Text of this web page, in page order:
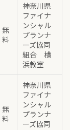
無
料
神奈川県
ファイナ
ンシャル
プランナ
ーズ協同
組合 横
浜教室
無
料
神奈川県
ファイナ
ンシャル
プランナ
ーズ協同